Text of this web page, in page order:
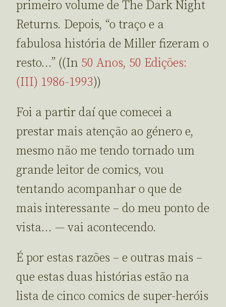
primeiro volume de The Dark Night
Returns. Depois, “o traço e a
fabulosa história de Miller fizeram o
resto…” ((In 50 Anos, 50 Edições:
(III) 1986-1993))
Foi a partir daí que comecei a
prestar mais atenção ao género e,
mesmo não me tendo tornado um
grande leitor de comics, vou
tentando acompanhar o que de
mais interessante – do meu ponto de
vista… — vai acontecendo.
É por estas razões – e outras mais –
que estas duas histórias estão na
lista de cinco comics de super-heróis